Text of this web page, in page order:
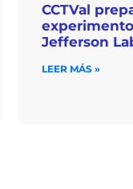
CCTVal
Jefferson
LEER MÁS »